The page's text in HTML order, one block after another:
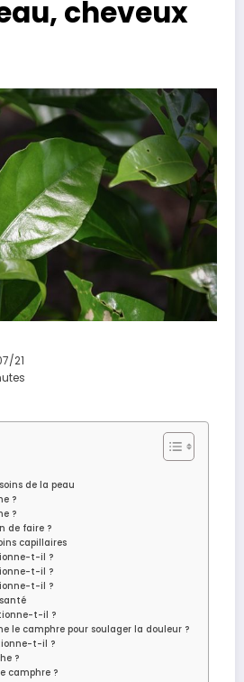
cheveux
21
de la peau
?
?
de faire ?
capillaires
t-il ?
t-il ?
t-il ?
t-il ?
le camphre pour soulager la douleur ?
t-il ?
?
camphre ?